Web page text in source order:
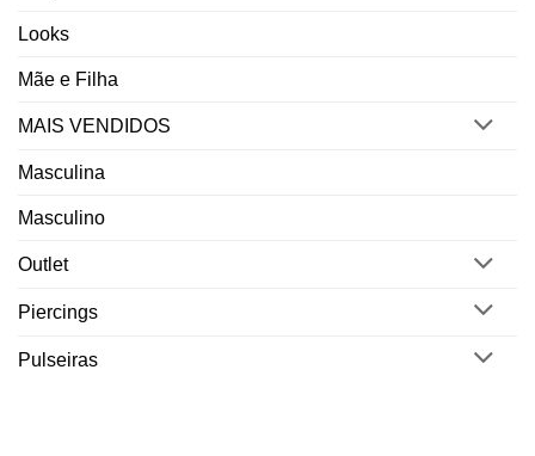
Looks
Mãe e Filha
MAIS VENDIDOS
Masculina
Masculino
Outlet
Piercings
Pulseiras